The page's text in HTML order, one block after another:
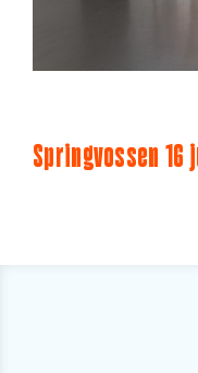
Springvossen 16